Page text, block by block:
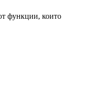
функции, които